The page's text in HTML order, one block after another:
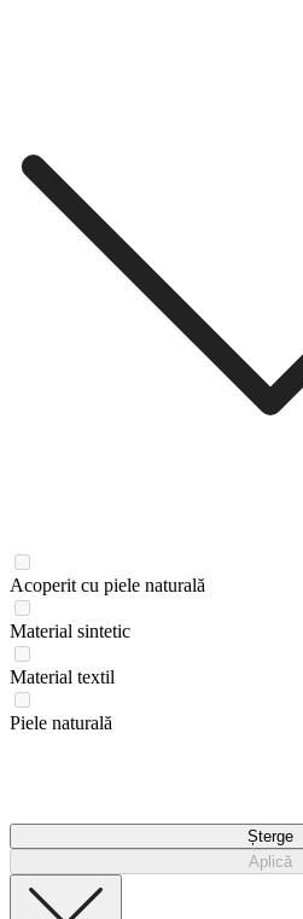
Acoperit cu piele naturală
Material sintetic
Material textil
Piele naturală
Șterge
Aplică